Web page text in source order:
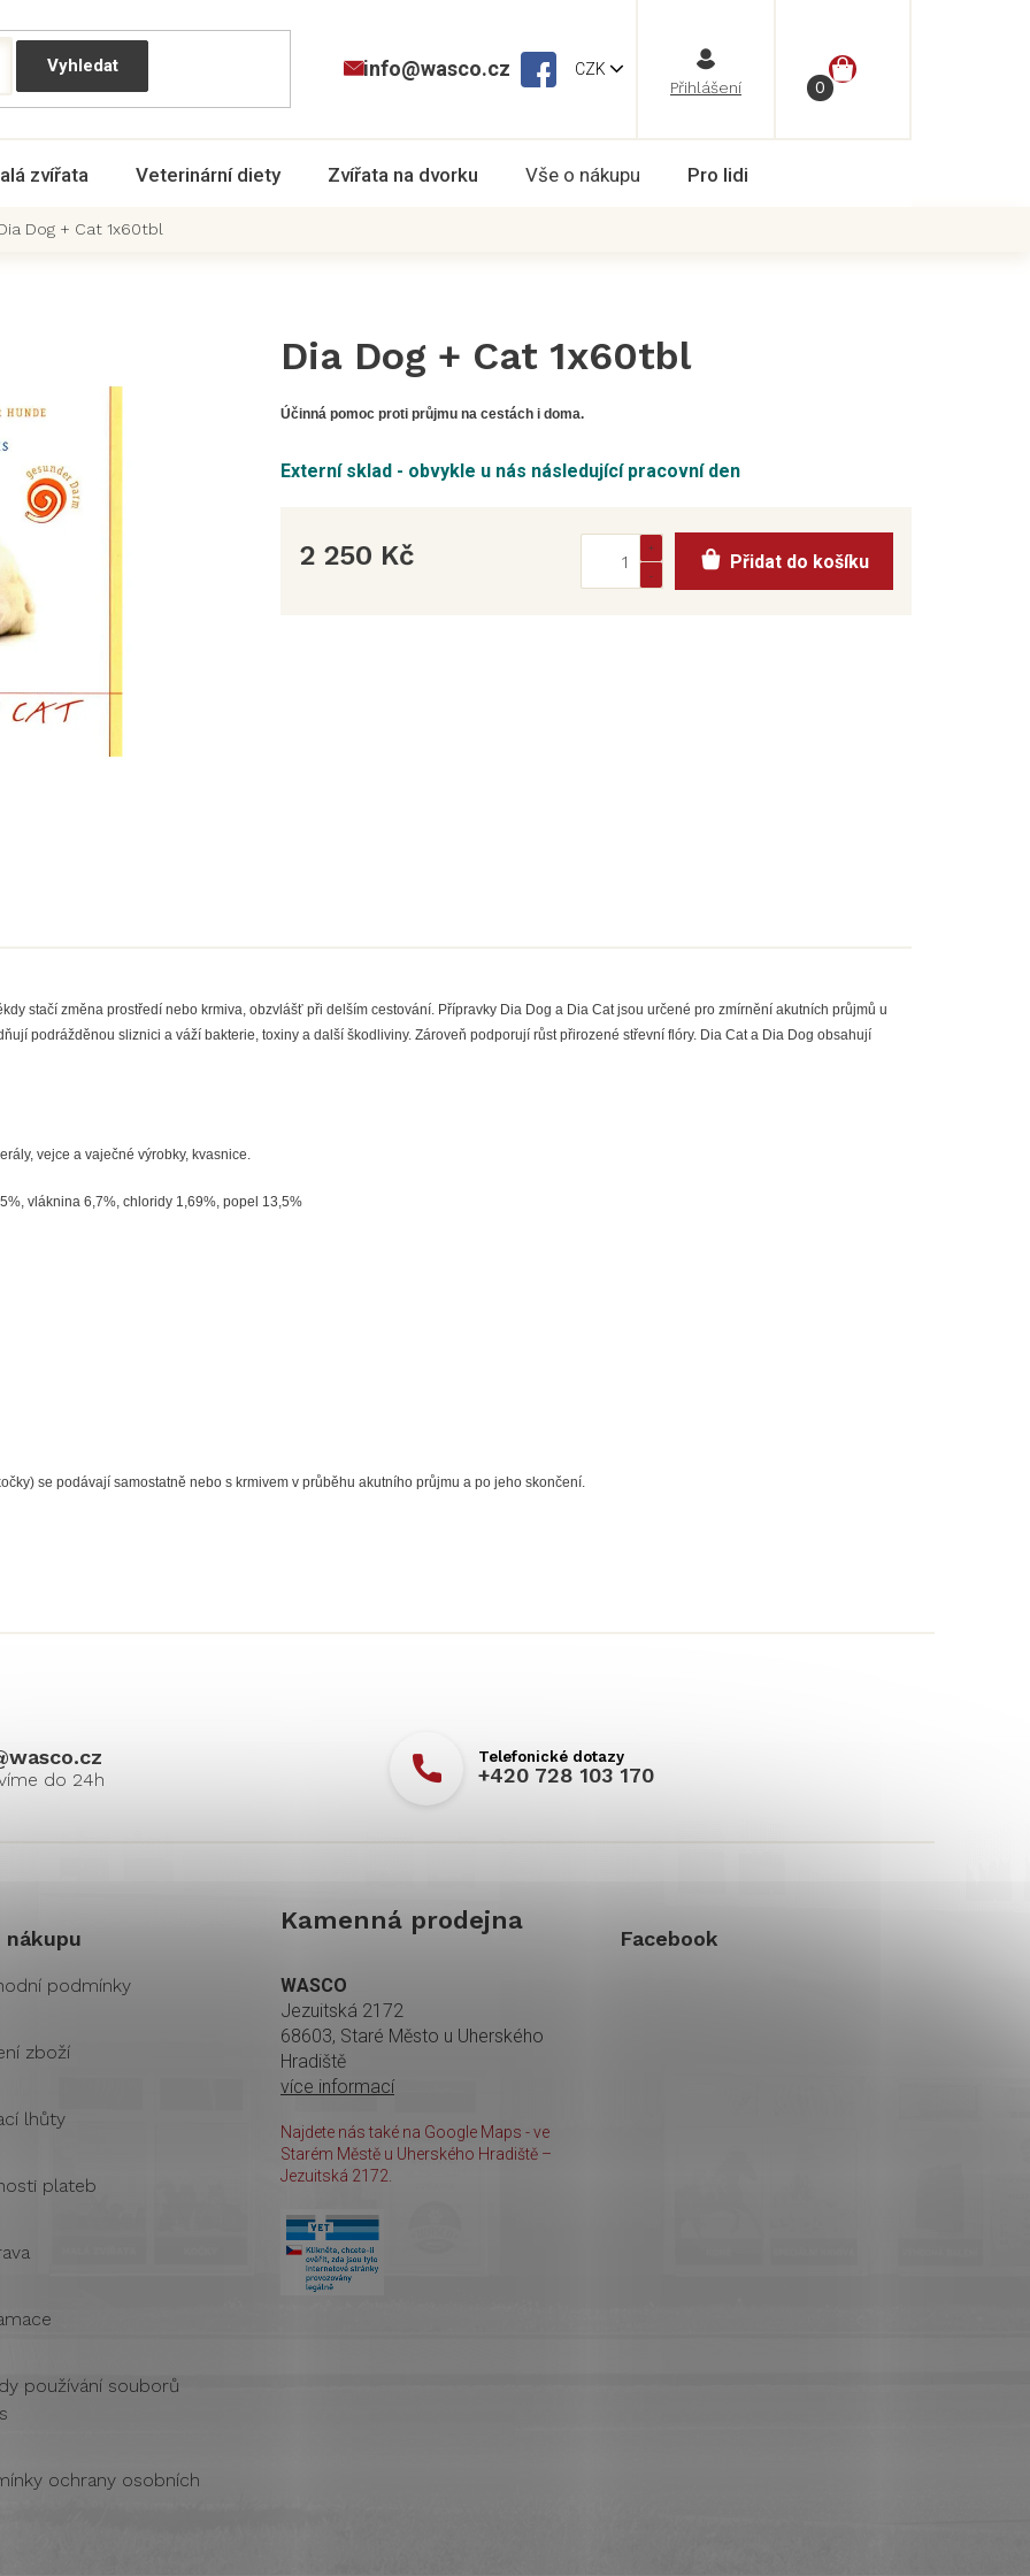
CZK
NÁKUPNÍ
info@wasco.cz
zvířata Veterinární diety Zvířata na dvorku Vše o nákupu Pro lidi
Dog + Cat 1x60tbl
Externí sklad - obvykle u nás následující pracovní den
Účinná pomoc proti průjmu na cestách i doma.
Dia Dog + Cat 1x60tbl
2 250 Kč Přidat do košíku
stačí změna prostředí nebo krmiva, obzvlášť při delším cestování. Přípravky Dia Dog a Dia Cat jsou určené pro zmírnění akutních průjmů u
podrážděnou sliznici a váží bakterie, toxiny a další škodliviny. Zároveň podporují růst přirozené střevní flóry. Dia Cat a Dia Dog obsahují
vejce a vaječné výrobky, kvasnice.
vláknina 6,7%, chloridy 1,69%, popel 13,5%
se podávají samostatně nebo s krmivem v průběhu akutního průjmu a po jeho skončení.
wasco.cz
+420 728 103 170
nákupu
podmínky
zboží
lhůty
plateb
používání souborů
ochrany osobních
Kamenná prodejna
WASCO
Jezuitská 2172
68603, Staré Město u Uherského
Hradiště
více informací
Najdete nás také na Google Maps - ve
Starém Městě u Uherského Hradiště –
Jezuitská 2172.
Facebook